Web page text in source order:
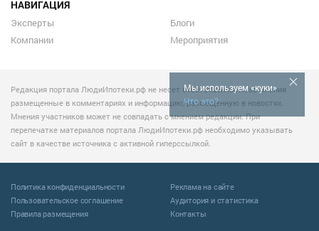
Мы используем «куки»
Что это?
НАВИГАЦИЯ
Эксперты
Компании
Блоги
Мероприятия
Редакция портала ЛюдиИпотеки.рф не несет ответственности за мнения
размещенные в комментариях и информацию, размещенную в новостях.
Мнения участников может не совпадать с мнением редакции. При
перепечатке материалов портала ЛюдиИпотеки.рф необходимо указывать
сайт в качестве источника с активной гиперссылкой.
Политика конфиденциальности
Пользовательское соглашение
Правила размещения
Реклама на сайте
Аудитория и статистика
Контакты